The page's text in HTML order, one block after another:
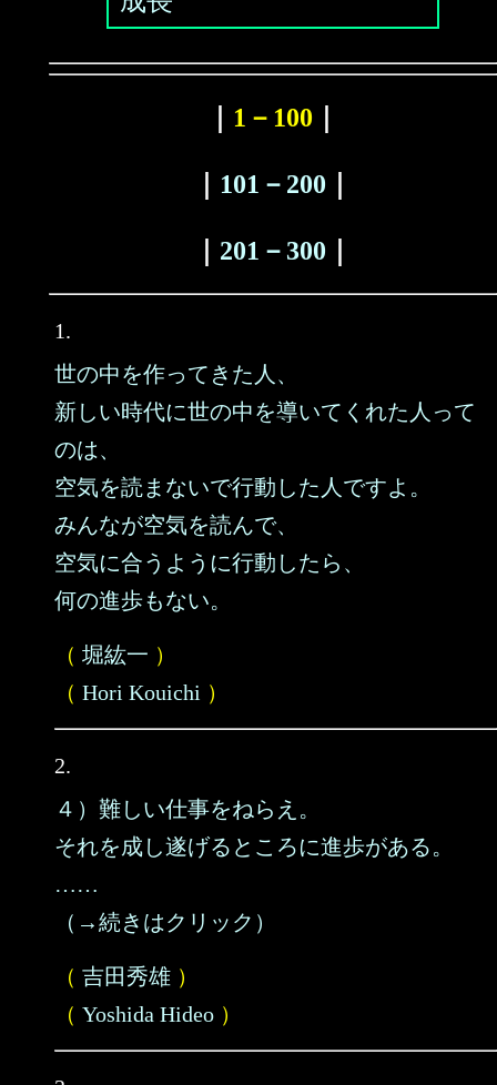
1－100
101－200
201－300
1.
世の中を作ってきた人、
新しい時代に世の中を導いてくれた人って
のは、
空気を読まないで行動した人ですよ。
みんなが空気を読んで、
空気に合うように行動したら、
何の進歩もない。
（ 堀紘一 ）
（ Hori Kouichi ）
2.
４）難しい仕事をねらえ。
それを成し遂げるところに進歩がある。
……
（→続きはクリック）
（ 吉田秀雄 ）
（ Yoshida Hideo ）